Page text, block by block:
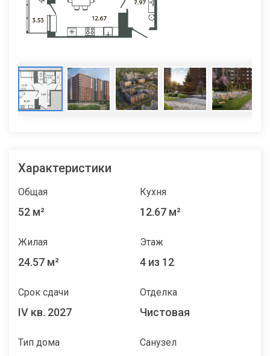
Характеристики
Общая
52 м²
Кухня
12.67 м²
Жилая
24.57 м²
Этаж
4 из 12
Срок сдачи
IV кв. 2027
Отделка
Чистовая
Тип дома Санузел